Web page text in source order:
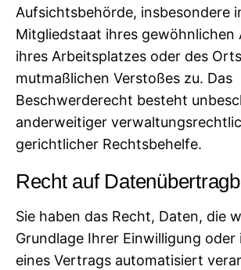
Aufsichtsbehörde, insbesondere
Mitgliedstaat ihres gewöhnlichen
ihres Arbeitsplatzes oder des
mutmaßlichen Verstoßes zu. Das
Beschwerderecht besteht
anderweitiger
gerichtlicher Rechtsbehelfe.
Recht auf
Sie haben das Recht, Daten, die
Grundlage Ihrer Einwilligung oder
eines Vertrags automatisiert